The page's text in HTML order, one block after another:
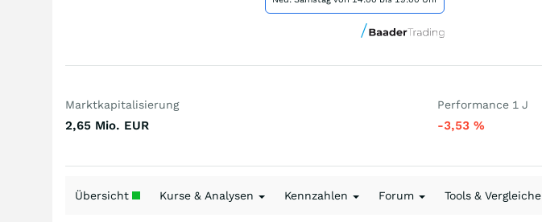
Marktkapitalisierung
2,65 Mio. EUR
Performance 1 J
-3,53 %
Übersicht Kurse & Analysen Kennzahlen Forum Tools & Vergleiche